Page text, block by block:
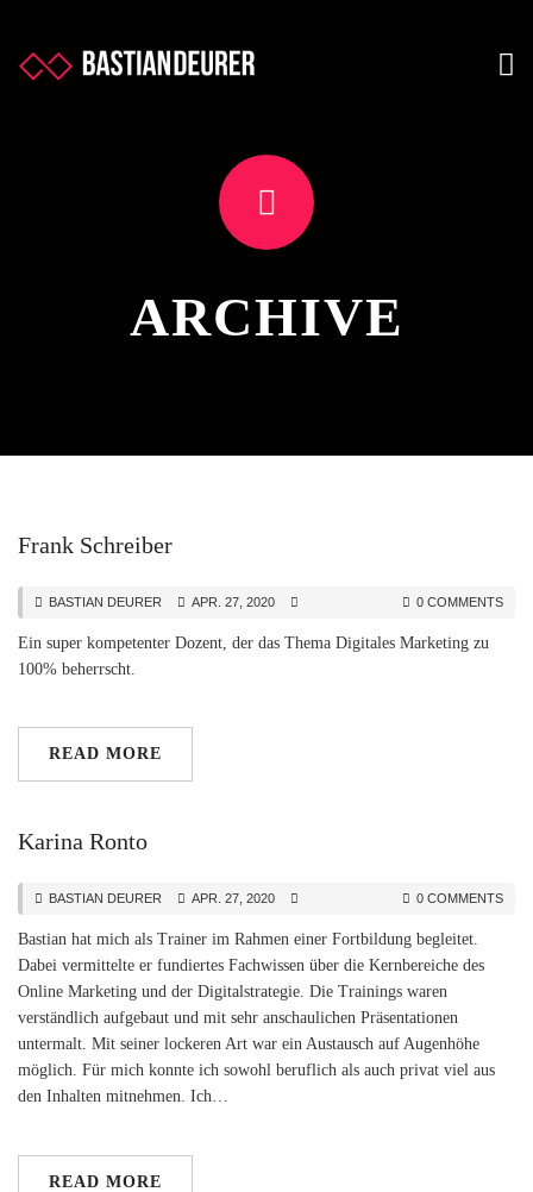
ARCHIVE
Frank Schreiber
BASTIAN DEURER APR. 27, 2020 0 COMMENTS
Ein super kompetenter Dozent, der das Thema Digitales Marketing zu
100% beherrscht.
READ MORE
Karina Ronto
BASTIAN DEURER APR. 27, 2020 0 COMMENTS
Bastian hat mich als Trainer im Rahmen einer Fortbildung begleitet.
Dabei vermittelte er fundiertes Fachwissen über die Kernbereiche des
Online Marketing und der Digitalstrategie. Die Trainings waren
verständlich aufgebaut und mit sehr anschaulichen Präsentationen
untermalt. Mit seiner lockeren Art war ein Austausch auf Augenhöhe
möglich. Für mich konnte ich sowohl beruflich als auch privat viel aus
den Inhalten mitnehmen. Ich…
READ MORE